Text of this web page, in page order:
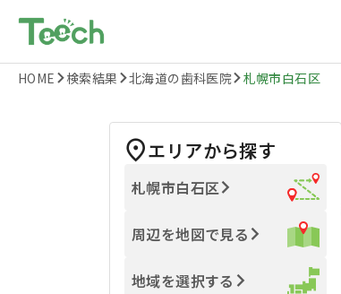
HOME 検索結果 北海道の歯科医院 札幌市白石区
エリアから探す
札幌市白石区
周辺を地図で見る
地域を選択する